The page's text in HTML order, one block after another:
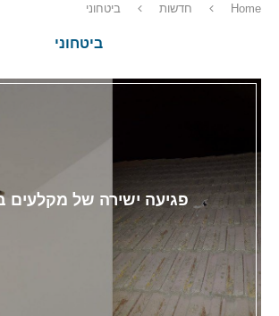
Home חדשות ביטחוני
ביטחוני
פגיעה ישירה של מקלעים